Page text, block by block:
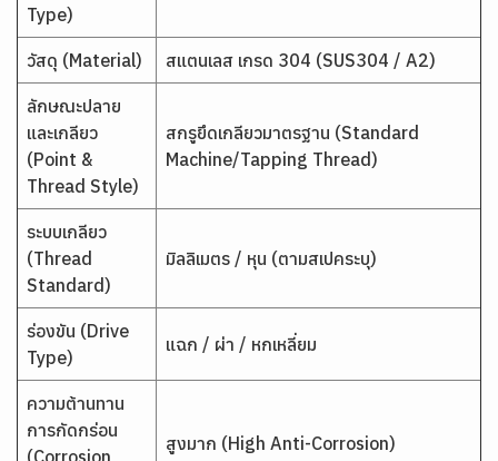
Type)
วัสดุ (Material) สแตนเลส เกรด 304 (SUS304 / A2)
ลักษณะปลาย
และเกลียว
(Point &
Thread Style)
สกรูยึดเกลียวมาตรฐาน (Standard
Machine/Tapping Thread)
ระบบเกลียว
(Thread
Standard)
มิลลิเมตร / หุน (ตามสเปคระบุ)
ร่องขัน (Drive
Type)
แฉก / ผ่า / หกเหลี่ยม
ความต้านทาน
การกัดกร่อน
(Corrosion
สูงมาก (High Anti-Corrosion)